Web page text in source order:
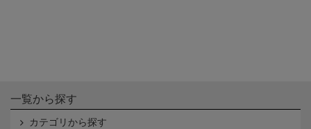
一覧から探す
カテゴリから探す